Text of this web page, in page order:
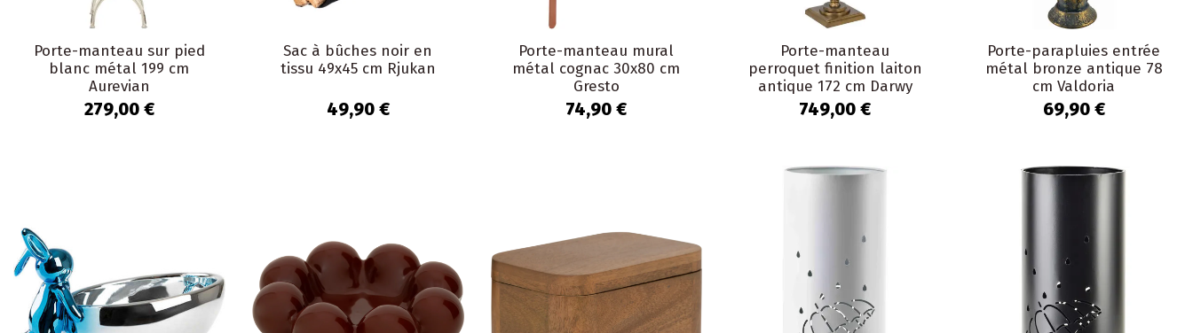
Porte-manteau sur pied
blanc métal 199 cm
Aurevian
279,00 €
Sac à bûches noir en
tissu 49x45 cm Rjukan
49,90 €
Porte-manteau mural
métal cognac 30x80 cm
Gresto
74,90 €
Porte-manteau
perroquet finition laiton
antique 172 cm Darwy
749,00 €
Porte-parapluies entrée
métal bronze antique 78
cm Valdoria
69,90 €